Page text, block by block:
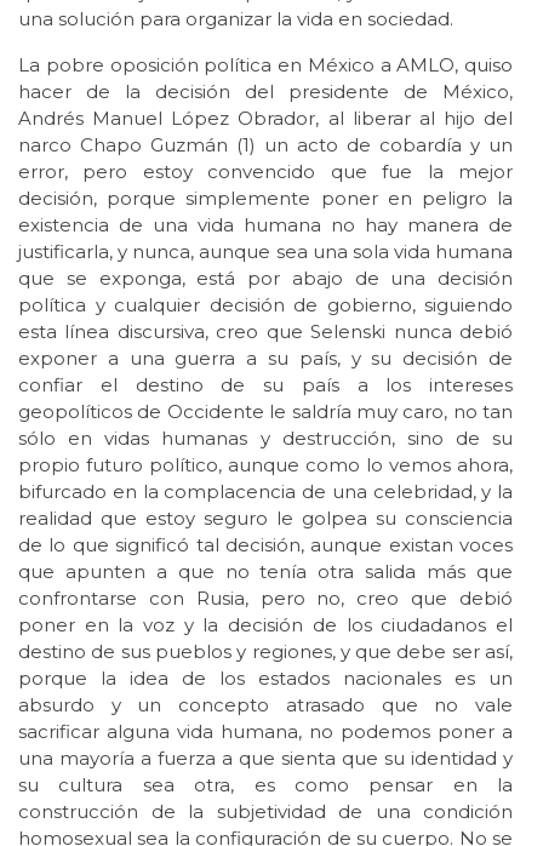
una solución para organizar la vida en sociedad.
La pobre oposición política en México a AMLO, quiso
hacer de la decisión del presidente de México,
Andrés Manuel López Obrador, al liberar al hijo del
narco Chapo Guzmán (1) un acto de cobardía y un
error, pero estoy convencido que fue la mejor
decisión, porque simplemente poner en peligro la
existencia de una vida humana no hay manera de
justificarla, y nunca, aunque sea una sola vida humana
que se exponga, está por abajo de una decisión
política y cualquier decisión de gobierno, siguiendo
esta línea discursiva, creo que Selenski nunca debió
exponer a una guerra a su país, y su decisión de
confiar el destino de su país a los intereses
geopolíticos de Occidente le saldría muy caro, no tan
sólo en vidas humanas y destrucción, sino de su
propio futuro político, aunque como lo vemos ahora,
bifurcado en la complacencia de una celebridad, y la
realidad que estoy seguro le golpea su consciencia
de lo que significó tal decisión, aunque existan voces
que apunten a que no tenía otra salida más que
confrontarse con Rusia, pero no, creo que debió
poner en la voz y la decisión de los ciudadanos el
destino de sus pueblos y regiones, y que debe ser así,
porque la idea de los estados nacionales es un
absurdo y un concepto atrasado que no vale
sacrificar alguna vida humana, no podemos poner a
una mayoría a fuerza a que sienta que su identidad y
su cultura sea otra, es como pensar en la
construcción de la subjetividad de una condición
homosexual sea la configuración de su cuerpo. No se